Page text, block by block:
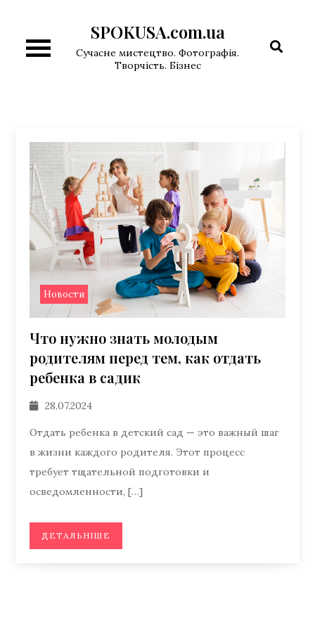
содержимому
SPOKUSA.com.ua
Сучасне мистецтво. Фотографія.
Творчість. Бізнес
Новости
Что нужно знать молодым
родителям перед тем, как отдать
ребенка в садик
28.07.2024
Отдать ребенка в детский сад — это важный шаг
в жизни каждого родителя. Этот процесс
требует тщательной подготовки и
осведомленности, […]
ДЕТАЛЬНІШЕ